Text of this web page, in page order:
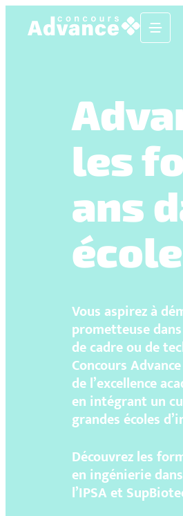
les
ans
Vous aspirez à
prometteuse
de cadre ou de
Concours
de l’excellence
en intégrant un
grandes écoles
Découvrez les
en ingénierie dans
l’IPSA et